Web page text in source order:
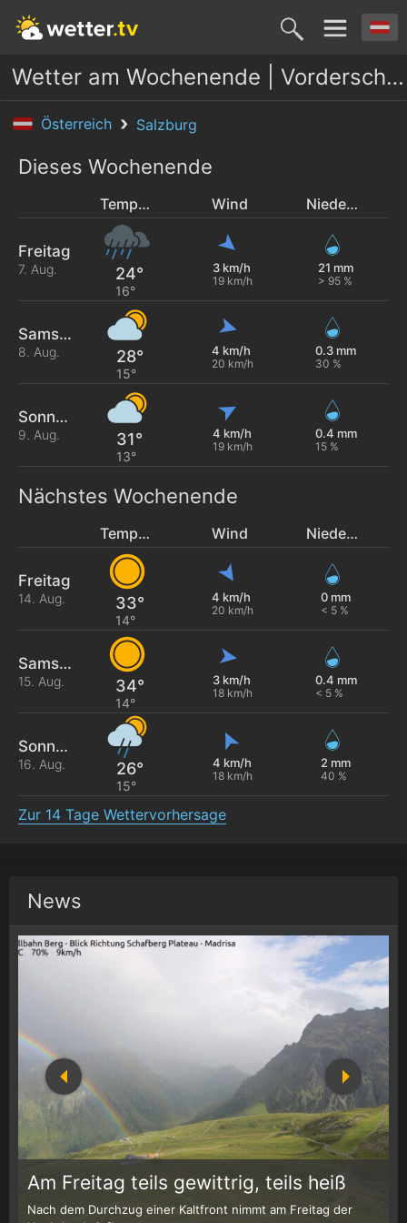
Wetter am Wochenende | Vorderschneeberg
Österreich Salzburg
Dieses Wochenende
Temperatur Wind Niederschlag
Freitag
7. Aug. 24°
16°
3 km/h
19 km/h
21 mm
> 95 %
Samstag
8. Aug. 28°
15°
4 km/h
20 km/h
0.3 mm
30 %
Sonntag
9. Aug. 31°
13°
4 km/h
19 km/h
0.4 mm
15 %
Nächstes Wochenende
Temperatur Wind Niederschlag
Freitag
14. Aug. 33°
14°
4 km/h
20 km/h
0 mm
< 5 %
Samstag
15. Aug. 34°
14°
3 km/h
18 km/h
0.4 mm
< 5 %
Sonntag
16. Aug. 26°
15°
4 km/h
18 km/h
2 mm
40 %
Zur 14 Tage Wettervorhersage
News
Am Freitag teils gewittrig, teils heiß
Nach dem Durchzug einer Kaltfront nimmt am Freitag der